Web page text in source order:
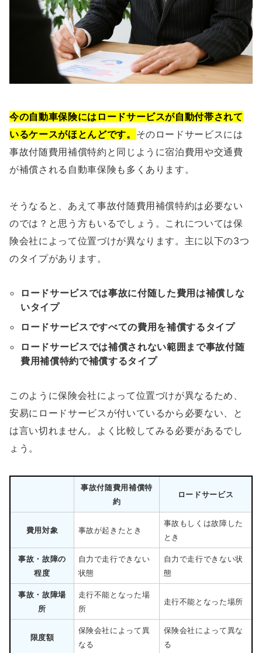
今の自動車保険にはロードサービスが自動付帯されて
いるケースがほとんどです。 そのロードサービスには
事故付随費用補償特約と同じように宿泊費用や交通費
が補償される自動車保険も多くあります。
そうなると、あえて事故付随費用補償特約は必要ない
のでは？と思う方もいるでしょう。これについては保
険会社によって位置づけが異なります。主に以下の3つ
のタイプがあります。
ロードサービスでは事故に付随した費用は補償しな
いタイプ
ロードサービスですべての費用を補償するタイプ
ロードサービスでは補償されない範囲まで事故付随
費用補償特約で補償するタイプ
このように保険会社によって位置づけが異なるため、
安易にロードサービスが付いているから必要ない、と
は言い切れません。よく比較してみる必要があるでし
ょう。
事故付随費用補償特
約
ロードサービス
費用対象 事故が起きたとき
事故もしくは故障した
とき
事故・故障の
程度
自力で走行できない
状態
自力で走行できない状
態
事故・故障場
所
走行不能となった場
所
走行不能となった場所
限度額
保険会社によって異
なる
保険会社によって異な
る